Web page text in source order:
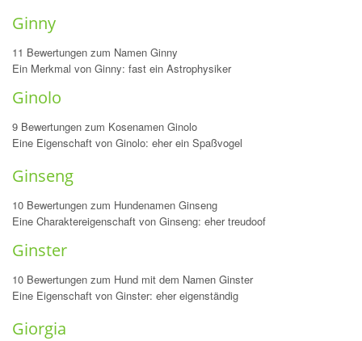
Ginny
11 Bewertungen zum Namen Ginny
Ein Merkmal von Ginny: fast ein Astrophysiker
Ginolo
9 Bewertungen zum Kosenamen Ginolo
Eine Eigenschaft von Ginolo: eher ein Spaßvogel
Ginseng
10 Bewertungen zum Hundenamen Ginseng
Eine Charaktereigenschaft von Ginseng: eher treudoof
Ginster
10 Bewertungen zum Hund mit dem Namen Ginster
Eine Eigenschaft von Ginster: eher eigenständig
Giorgia